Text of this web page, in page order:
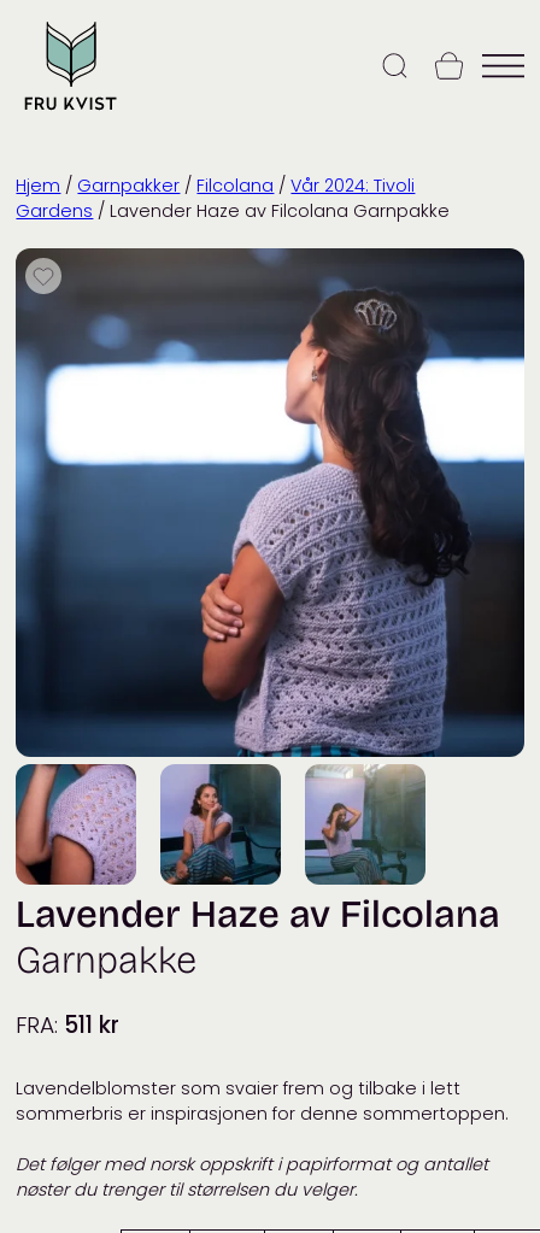
content
Hjem / Garnpakker / Filcolana /Vår 2024: Tivoli
Gardens / Lavender Haze av Filcolana Garnpakke
Lavender Haze av Filcolana
Garnpakke
FRA: 511 kr
Lavendelblomster som svaier frem og tilbake i lett
sommerbris er inspirasjonen for denne sommertoppen.
Det følger med norsk oppskrift i papirformat og antallet
nøster du trenger til størrelsen du velger.